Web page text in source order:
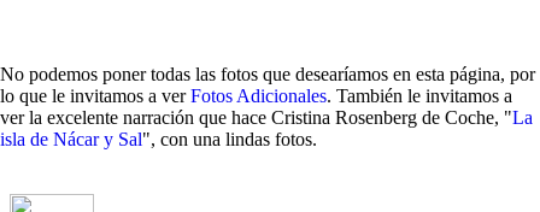
No podemos poner todas las fotos que desearíamos en esta página, por
lo que le invitamos a verFotos Adicionales. También le invitamos a
ver la excelente narración que hace Cristina Rosenberg de Coche, "La
isla de Nácar y Sal", con una lindas fotos.